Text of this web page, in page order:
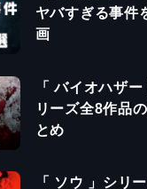
ヤバすぎる事件
画
「 バイオハザ
リーズ全8作品
とめ
「 ソウ 」シリ